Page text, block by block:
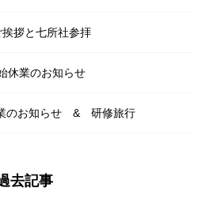
挨拶と七所社参拝
休業のお知らせ
のお知らせ & 研修旅行
去記事